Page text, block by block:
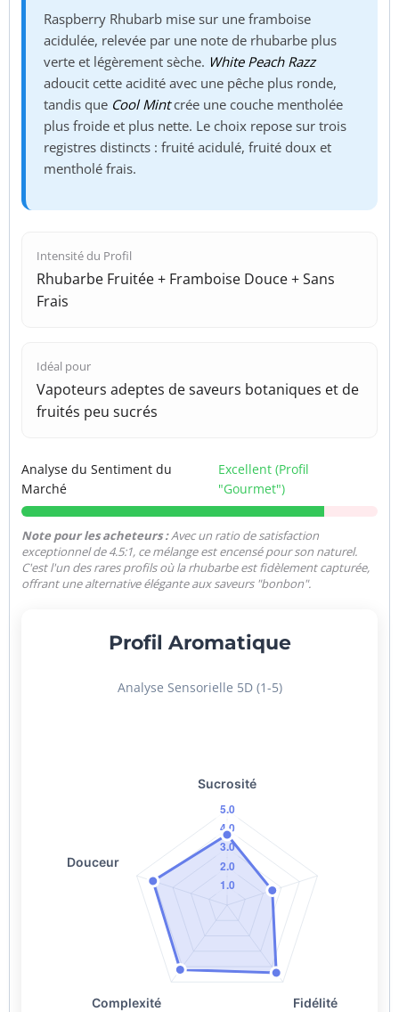
Raspberry Rhubarb mise sur une framboise
acidulée, relevée par une note de rhubarbe plus
verte et légèrement sèche. White Peach Razz
adoucit cette acidité avec une pêche plus ronde,
tandis que Cool Mintcrée une couche mentholée
plus froide et plus nette. Le choix repose sur trois
registres distincts : fruité acidulé, fruité doux et
mentholé frais.
Intensité du Profil
Rhubarbe Fruitée + Framboise Douce + Sans
Frais
Idéal pour
Vapoteurs adeptes de saveurs botaniques et de
fruités peu sucrés
Analyse du Sentiment du
Marché
Excellent (Profil
"Gourmet")
Note pour les acheteurs :Avec un ratio de satisfaction
exceptionnel de 4.5:1, ce mélange est encensé pour son naturel.
C'est l'un des rares profils où la rhubarbe est fidèlement capturée,
offrant une alternative élégante aux saveurs "bonbon".
Profil Aromatique
Analyse Sensorielle 5D (1-5)